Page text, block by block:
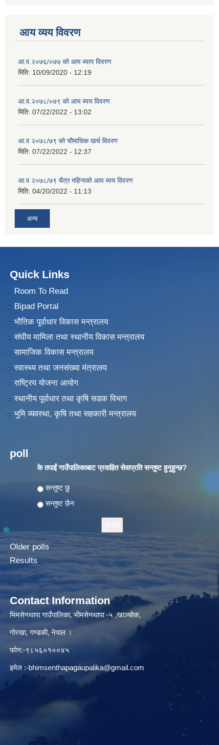
आय व्यय विवरण
आ.व.२०७६/०७७ को आय ब्याय विवरण
मिति: 10/09/2020 - 12:19
आ.व.२०७८/०७९ को आय ब्यय विवरण
मिति: 07/22/2022 - 13:02
आ.व २०७८/७९ को चौमासिक खर्च विवरण
मिति: 07/22/2022 - 12:37
आ.व २०७८/७९ चैत्र महिनाको आय ब्यय विवरण
मिति: 04/20/2022 - 11:13
अन्य
Quick Links
Room To Read
Bipad Portal
भौतिक पूर्वाधार विकास मन्त्रालय
संघीय मामिला तथा स्थानीय विकास मन्त्रालय
सामाजिक विकास मन्त्रालय
स्वास्थ्य तथा जनसंख्या मंत्रालय
राष्ट्रिय योजना आयोग
स्थानीय पूर्वाधार तथा कृषि सडक विभाग
भुमि व्यवस्था, कृषि तथा सहकारी मन्त्रालय
poll
के तपाईं गाउँपालिकाबाट प्रवाहित सेवाप्रति सन्तुष्ट हुनुहुन्छ?
Choices
सन्तुष्ट छु
सन्तुष्ट छैन
Older polls
Results
Contact Information
भिमसेनथापा गाउँपालिका, भीमसेनथापा -५ ,खाञ्चोक,
गोरखा, गण्डकी, नेपाल ।
फोन:-९८५६०१००४५
इमेल :-bhimsenthapagaupalika@gmail.com